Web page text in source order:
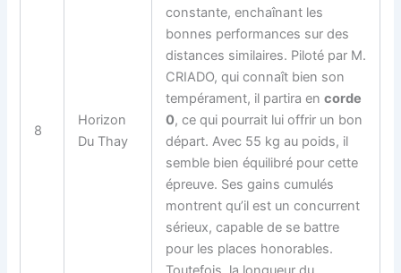
8
Horizon
Du Thay
constante, enchaînant les
bonnes performances sur des
distances similaires. Piloté par M.
CRIADO, qui connaît bien son
tempérament, il partira encorde
0, ce qui pourrait lui offrir un bon
départ. Avec 55 kg au poids, il
semble bien équilibré pour cette
épreuve. Ses gains cumulés
montrent qu’il est un concurrent
sérieux, capable de se battre
pour les places honorables.